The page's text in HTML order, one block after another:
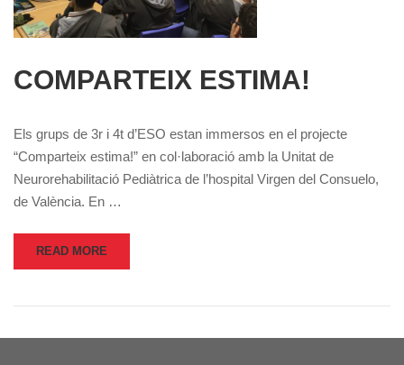
COMPARTEIX ESTIMA!
Els grups de 3r i 4t d’ESO estan immersos en el projecte
“Comparteix estima!” en col·laboració amb la Unitat de
Neurorehabilitació Pediàtrica de l’hospital Virgen del Consuelo,
de València. En …
READ MORE